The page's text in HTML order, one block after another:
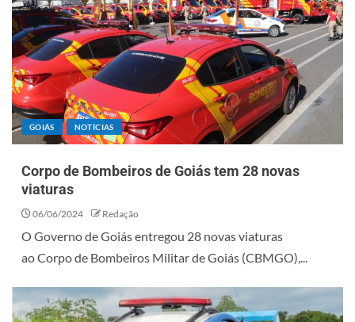
GOIÁS NOTÍCIAS
Corpo de Bombeiros de Goiás tem 28 novas
viaturas
06/06/2024 Redação
O Governo de Goiás entregou 28 novas viaturas
ao Corpo de Bombeiros Militar de Goiás (CBMGO),...